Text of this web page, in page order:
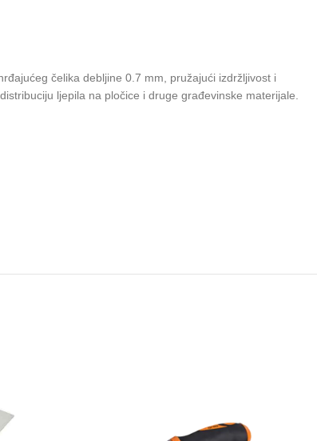
čelika debljine 0.7 mm, pružajući izdržljivost i
ljepila na pločice i druge građevinske materijale.